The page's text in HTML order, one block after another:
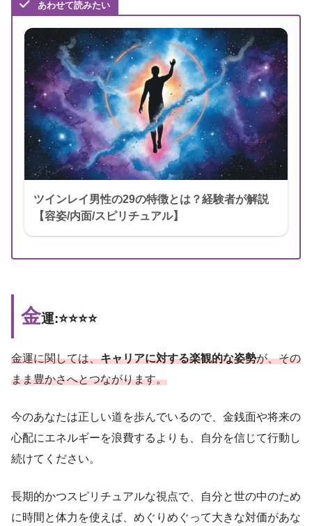
あわせて読みたい
ツインレイ男性の29の特徴とは？経験者が解説
【容姿/内面/スピリチュアル】
金運:⭐️⭐️⭐️⭐️
金運に関しては、キャリアに対する楽観的な姿勢が、その
まま豊かさへとつながります。
今のあなたは正しい道を歩んでいるので、金銭面や将来の
心配にエネルギーを浪費するよりも、自分を信じて行動し
続けてください。
長期的かつスピリチュアルな視点で、自分と世の中のため
に時間と体力を使えば、めぐりめぐって大きな対価があな